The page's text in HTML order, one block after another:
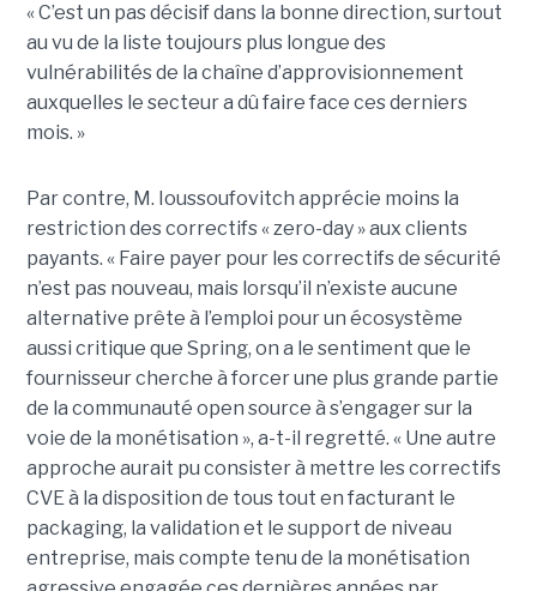
« C’est un pas décisif dans la bonne direction, surtout
au vu de la liste toujours plus longue des
vulnérabilités de la chaîne d’approvisionnement
auxquelles le secteur a dû faire face ces derniers
mois. »
Par contre, M. Ioussoufovitch apprécie moins la
restriction des correctifs « zero-day » aux clients
payants. « Faire payer pour les correctifs de sécurité
n’est pas nouveau, mais lorsqu’il n’existe aucune
alternative prête à l’emploi pour un écosystème
aussi critique que Spring, on a le sentiment que le
fournisseur cherche à forcer une plus grande partie
de la communauté open source à s’engager sur la
voie de la monétisation », a-t-il regretté. « Une autre
approche aurait pu consister à mettre les correctifs
CVE à la disposition de tous tout en facturant le
packaging, la validation et le support de niveau
entreprise, mais compte tenu de la monétisation